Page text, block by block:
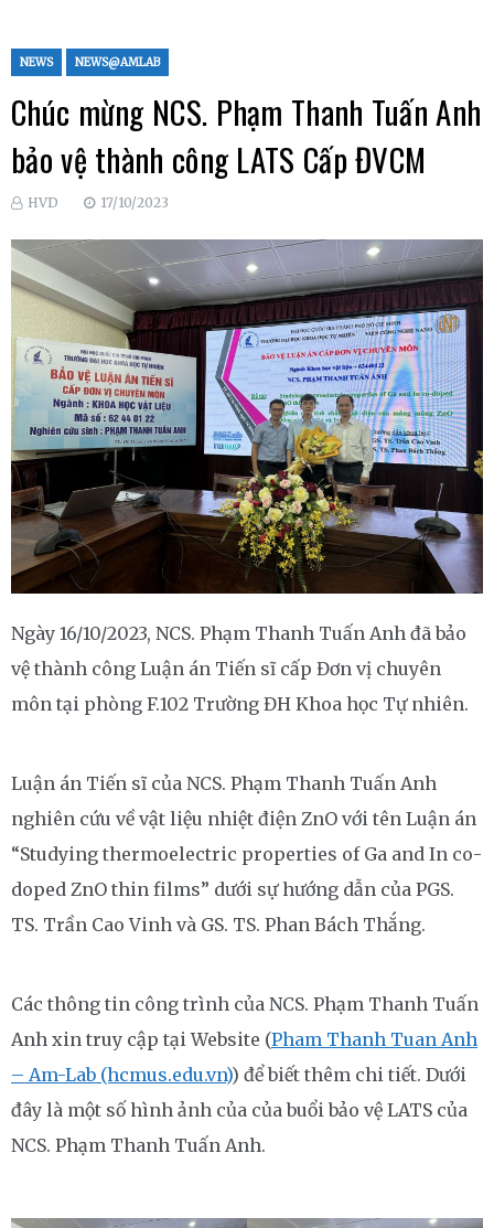
NEWS NEWS@AMLAB
Chúc mừng NCS. Phạm Thanh Tuấn Anh
bảo vệ thành công LATS Cấp ĐVCM
HVD 17/10/2023
Ngày 16/10/2023, NCS. Phạm Thanh Tuấn Anh đã bảo
vệ thành công Luận án Tiến sĩ cấp Đơn vị chuyên
môn tại phòng F.102 Trường ĐH Khoa học Tự nhiên.
Luận án Tiến sĩ của NCS. Phạm Thanh Tuấn Anh
nghiên cứu về vật liệu nhiệt điện ZnO với tên Luận án
“Studying thermoelectric properties of Ga and In co-
doped ZnO thin films” dưới sự hướng dẫn của PGS.
TS. Trần Cao Vinh và GS. TS. Phan Bách Thắng.
Các thông tin công trình của NCS. Phạm Thanh Tuấn
Anh xin truy cập tại Website (Pham Thanh Tuan Anh
– Am-Lab (hcmus.edu.vn)) để biết thêm chi tiết. Dưới
đây là một số hình ảnh của của buổi bảo vệ LATS của
NCS. Phạm Thanh Tuấn Anh.